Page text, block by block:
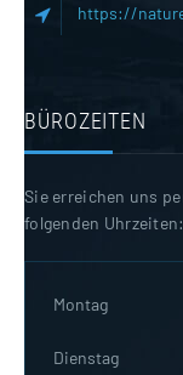
https://
BÜROZEITEN
Sie erreichen uns
folgenden Uhrzeiten:
Montag
Dienstag